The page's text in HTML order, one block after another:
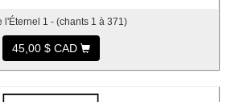
l'Éternel 1 - (chants 1 à 371)
45,00 $ CAD